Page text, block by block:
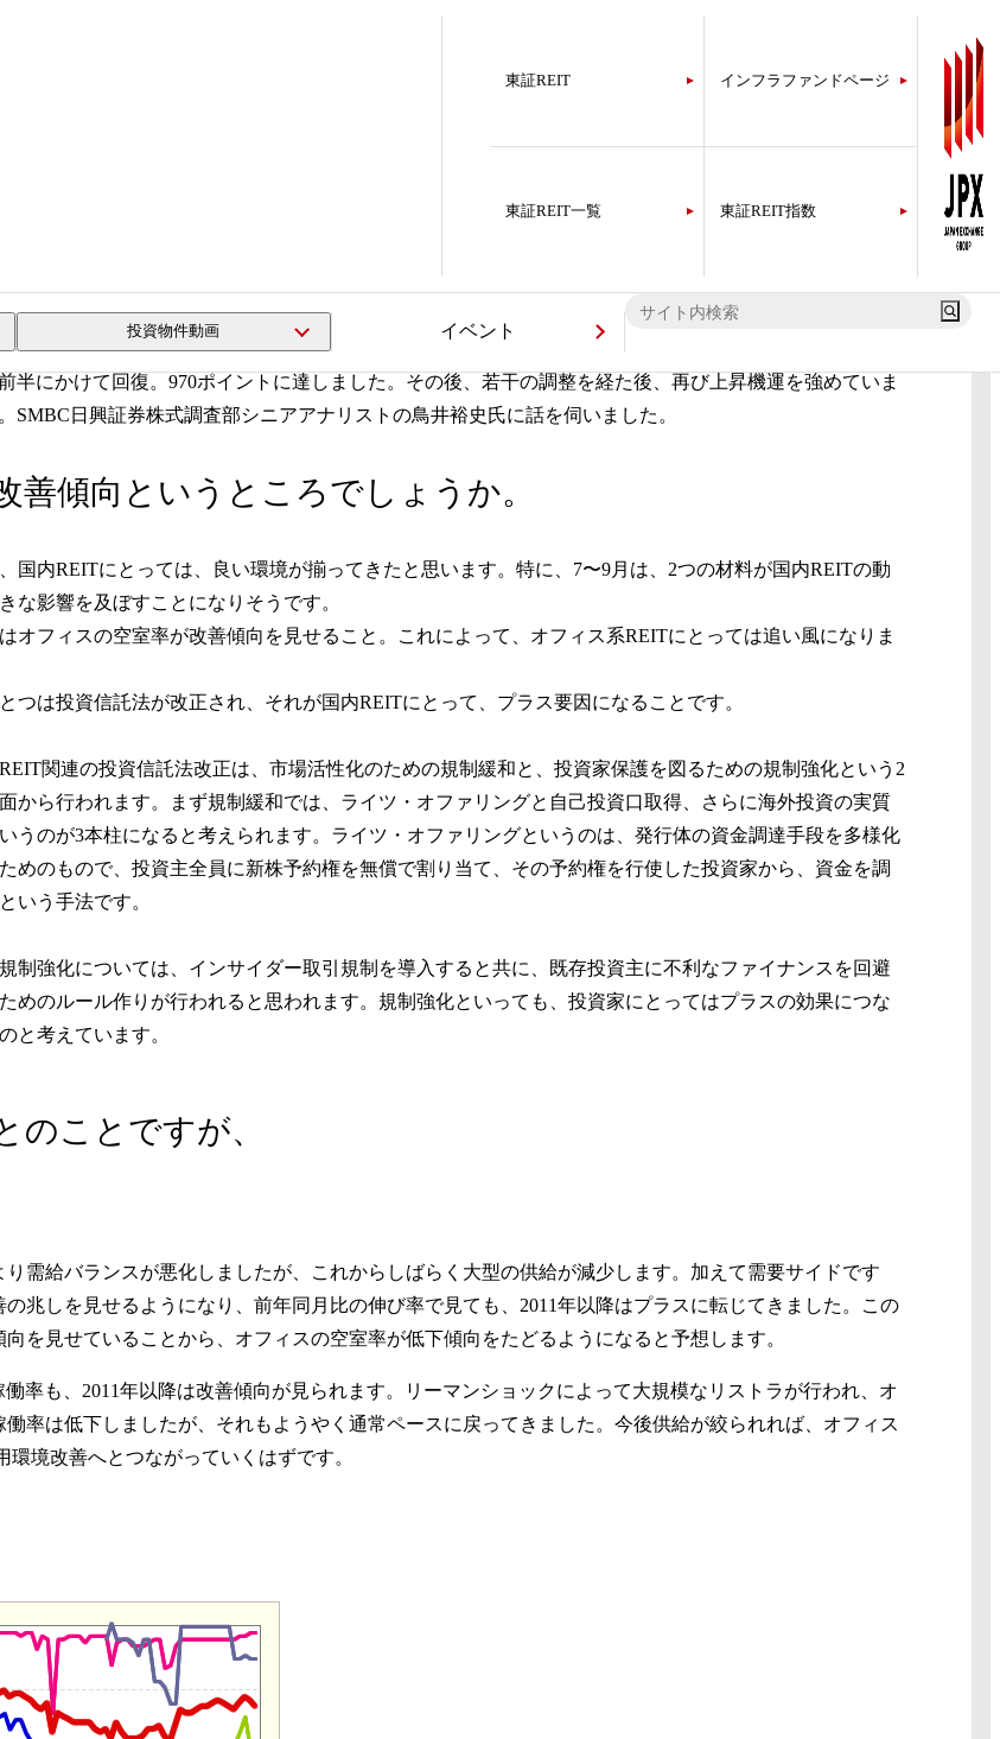
東証REIT インフラファンドページ
東証REIT一覧 東証REIT指数
投資物件動画 イベント
半にかけて回復。970ポイントに達しました。その後、若干の調整を経た後、再び上昇機運を強めていま
日興証券株式調査部シニアアナリストの鳥井裕史氏に話を伺いました。
善傾向というところでしょうか。
国内REITにとっては、良い環境が揃ってきたと思います。特に、7〜9月は、2つの材料が国内REITの動
な影響を及ぼすことになりそうです。
オフィスの空室率が改善傾向を見せること。これによって、オフィス系REITにとっては追い風になりま
つは投資信託法が改正され、それが国内REITにとって、プラス要因になることです。
関連の投資信託法改正は、市場活性化のための規制緩和と、投資家保護を図るための規制強化という2
から行われます。まず規制緩和では、ライツ・オファリングと自己投資口取得、さらに海外投資の実質
うのが3本柱になると考えられます。ライツ・オファリングというのは、発行体の資金調達手段を多様化
めのもので、投資主全員に新株予約権を無償で割り当て、その予約権を行使した投資家から、資金を調
いう手法です。
制強化については、インサイダー取引規制を導入すると共に、既存投資主に不利なファイナンスを回避
めのルール作りが行われると思われます。規制強化といっても、投資家にとってはプラスの効果につな
と考えています。
のことですが、
需給バランスが悪化しましたが、これからしばらく大型の供給が減少します。加えて需要サイドです
兆しを見せるようになり、前年同月比の伸び率で見ても、2011年以降はプラスに転じてきました。この
を見せていることから、オフィスの空室率が低下傾向をたどるようになると予想します。
率も、2011年以降は改善傾向が見られます。リーマンショックによって大規模なリストラが行われ、オ
率は低下しましたが、それもようやく通常ペースに戻ってきました。今後供給が絞られれば、オフィス
境改善へとつながっていくはずです。